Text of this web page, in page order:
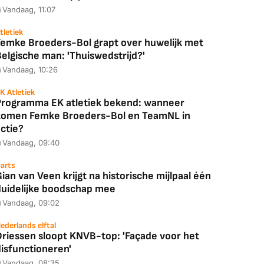
Vandaag, 11:07
Broeders-Bol grapt over huwelijk met
man: 'Thuiswedstrijd?'
Vandaag, 10:26
Atletiek
EK atletiek bekend: wanneer
Femke Broeders-Bol en TeamNL in
Vandaag, 09:40
van Veen krijgt na historische mijlpaal één
boodschap mee
Vandaag, 09:02
elftal
sloopt KNVB-top: 'Façade voor het